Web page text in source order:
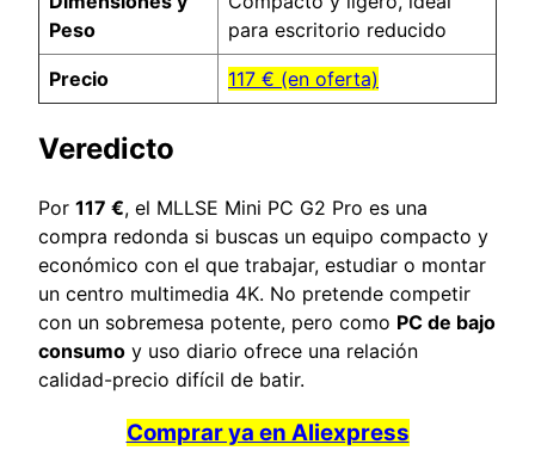
Peso
para escritorio reducido
Precio 117 € (en oferta)
Veredicto
Por 117 €, el MLLSE Mini PC G2 Pro es una
compra redonda si buscas un equipo compacto y
económico con el que trabajar, estudiar o montar
un centro multimedia 4K. No pretende competir
con un sobremesa potente, pero como PC de bajo
consumo y uso diario ofrece una relación
calidad-precio difícil de batir.
Comprar ya en Aliexpress